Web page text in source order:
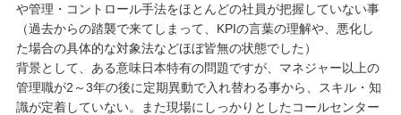
や管理・コントロール手法をほとんどの社員が把握していない事
（過去からの踏襲で来てしまって、KPIの言葉の理解や、悪化し
た場合の具体的な対象法などほぼ皆無の状態でした）
背景として、ある意味日本特有の問題ですが、マネジャー以上の
管理職が2～3年の後に定期異動で入れ替わる事から、スキル・知
識が定着していない。また現場にしっかりとしたコールセンター